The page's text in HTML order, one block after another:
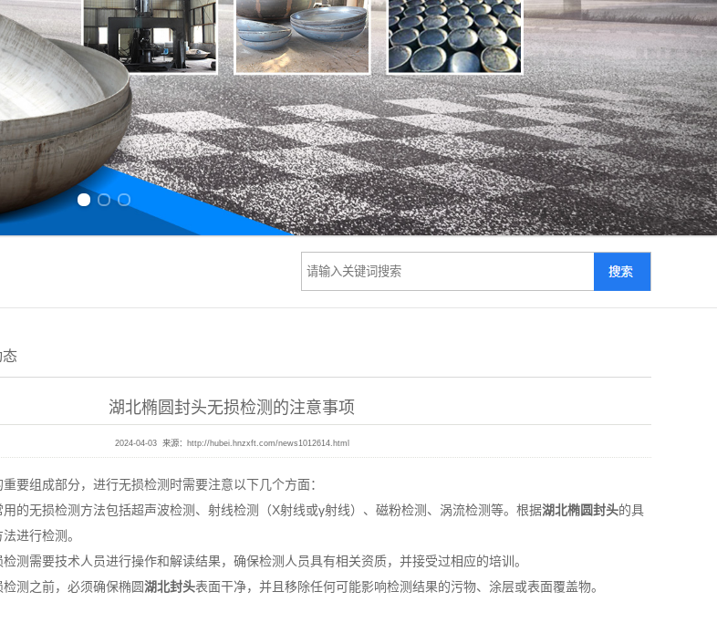
态
湖北椭圆封头无损检测的注意事项
2024-04-03 来源： http://hubei.hnzxft.com/news1012614.html
要组成部分，进行无损检测时需要注意以下几个方面：
无损检测方法包括超声波检测、射线检测（X射线或γ射线）、磁粉检测、涡流检测等。根据湖北椭圆封头的具
进行检测。
需要技术人员进行操作和解读结果，确保检测人员具有相关资质，并接受过相应的培训。
测之前，必须确保椭圆湖北封头表面干净，并且移除任何可能影响检测结果的污物、涂层或表面覆盖物。